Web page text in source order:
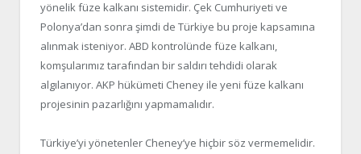
yönelik füze kalkanı sistemidir. Çek Cumhuriyeti ve
Polonya’dan sonra şimdi de Türkiye bu proje kapsamına
alınmak isteniyor. ABD kontrolünde füze kalkanı,
komşularımız tarafından bir saldırı tehdidi olarak
algılanıyor. AKP hükümeti Cheney ile yeni füze kalkanı
projesinin pazarlığını yapmamalıdır.
Türkiye’yi yönetenler Cheney’ye hiçbir söz vermemelidir.